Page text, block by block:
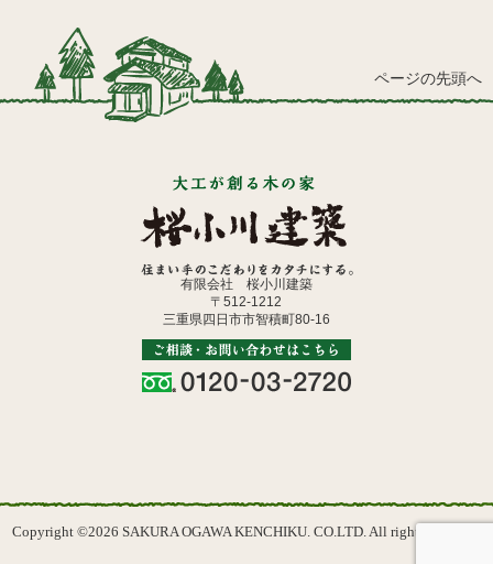
ページの先頭へ
有限会社 桜小川建築
〒512-1212
三重県四日市市智積町80-16
Copyright ©2026 SAKURA OGAWA KENCHIKU. CO.LTD. All rights reserved.